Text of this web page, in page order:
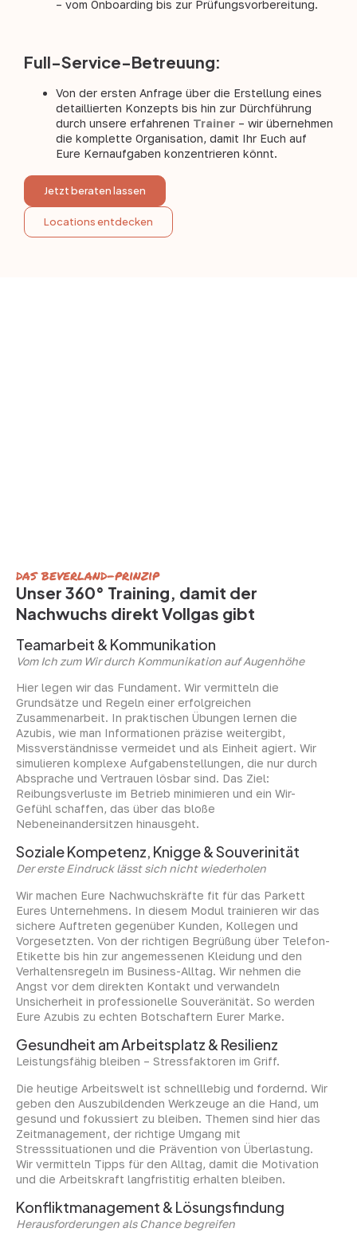
– vom Onboarding bis zur Prüfungsvorbereitung.
Full-Service-Betreuung:
Von der ersten Anfrage über die Erstellung eines
detaillierten Konzepts bis hin zur Dürchführung
durch unsere erfahrenen Trainer – wir übernehmen
die komplette Organisation, damit Ihr Euch auf
Eure Kernaufgaben konzentrieren könnt.
Jetzt beraten lassen
Locations entdecken
das beverland-prinzip
Unser 360° Training, damit der
Nachwuchs direkt Vollgas gibt
Teamarbeit & Kommunikation
Vom Ich zum Wir durch Kommunikation auf Augenhöhe
Hier legen wir das Fundament. Wir vermitteln die
Grundsätze und Regeln einer erfolgreichen
Zusammenarbeit. In praktischen Übungen lernen die
Azubis, wie man Informationen präzise weitergibt,
Missverständnisse vermeidet und als Einheit agiert. Wir
simulieren komplexe Aufgabenstellungen, die nur durch
Absprache und Vertrauen lösbar sind. Das Ziel:
Reibungsverluste im Betrieb minimieren und ein Wir-
Gefühl schaffen, das über das bloße
Nebeneinandersitzen hinausgeht.
Soziale Kompetenz, Knigge & Souverinität
Der erste Eindruck lässt sich nicht wiederholen
Wir machen Eure Nachwuchskräfte fit für das Parkett
Eures Unternehmens. In diesem Modul trainieren wir das
sichere Auftreten gegenüber Kunden, Kollegen und
Vorgesetzten. Von der richtigen Begrüßung über Telefon-
Etikette bis hin zur angemessenen Kleidung und den
Verhaltensregeln im Business-Alltag. Wir nehmen die
Angst vor dem direkten Kontakt und verwandeln
Unsicherheit in professionelle Souveränität. So werden
Eure Azubis zu echten Botschaftern Eurer Marke.
Gesundheit am Arbeitsplatz & Resilienz
Leistungsfähig bleiben – Stressfaktoren im Griff.
Die heutige Arbeitswelt ist schnelllebig und fordernd. Wir
geben den Auszubildenden Werkzeuge an die Hand, um
gesund und fokussiert zu bleiben. Themen sind hier das
Zeitmanagement, der richtige Umgang mit
Stresssituationen und die Prävention von Überlastung.
Wir vermitteln Tipps für den Alltag, damit die Motivation
und die Arbeitskraft langfristitig erhalten bleiben.
Konfliktmanagement & Lösungsfindung
Herausforderungen als Chance begreifen